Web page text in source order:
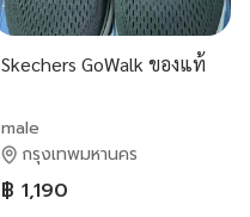
Skechers GoWalk ของแท้
male
กรุงเทพมหานคร
฿ 1,190